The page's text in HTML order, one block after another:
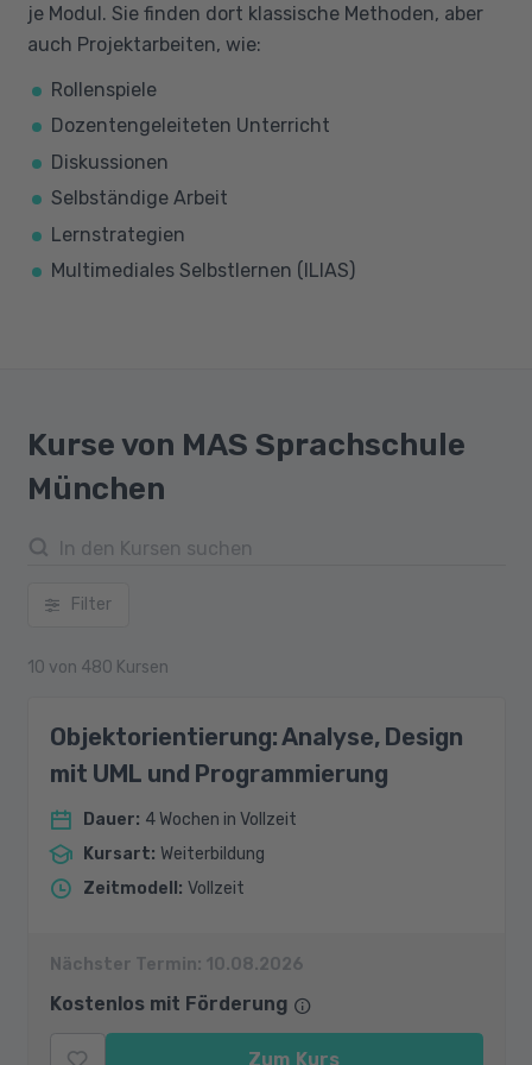
je Modul. Sie finden dort klassische Methoden, aber
auch Projektarbeiten, wie:
Rollenspiele
Dozentengeleiteten Unterricht
Diskussionen
Selbständige Arbeit
Lernstrategien
Multimediales Selbstlernen (ILIAS)
Kurse von MAS Sprachschule
München
Filter
10 von 480 Kursen
Objektorientierung: Analyse, Design
mit UML und Programmierung
Dauer: 4 Wochen in Vollzeit
Kursart: Weiterbildung
Zeitmodell : Vollzeit
Nächster Termin: 10.08.2026
Kostenlos mit Förderung
Zum Kurs